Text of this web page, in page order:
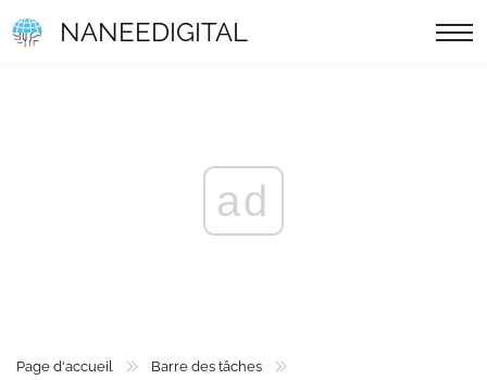
NANEEDIGITAL
ad
Page d'accueil
Barre des tâches